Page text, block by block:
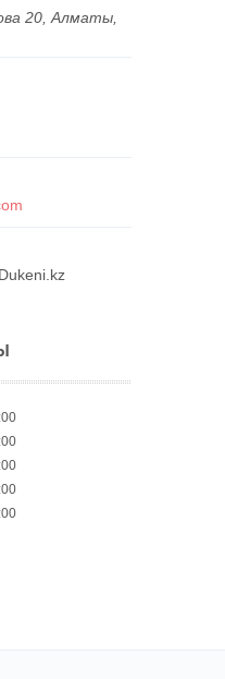
20, Алматы,